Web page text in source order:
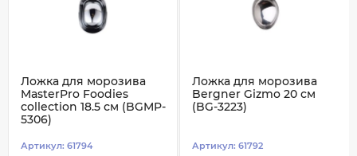
Ложка для морозива
MasterPro Foodies
collection 18.5 см (BGMP-
5306)
Артикул: 61794
Ложка для морозива
Bergner Gizmo 20 см
(BG-3223)
Артикул: 61792